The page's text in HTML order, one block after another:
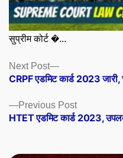
सुप्रीम कोर्ट �...
Posts
navigation
Previous PostPrevious
post:
HTET एडमिट कार्ड 2023,
Next Post
Next
post:
CRPF एडमिट कार्ड 2023